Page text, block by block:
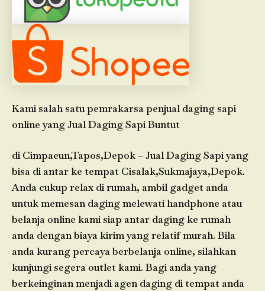
Kami salah satu pemrakarsa penjual daging sapi
online yang Jual Daging Sapi Buntut
di Cimpaeun,Tapos,Depok – Jual Daging Sapi yang
bisa di antar ke tempat Cisalak,Sukmajaya,Depok.
Anda cukup relax di rumah, ambil gadget anda
untuk memesan daging melewati handphone atau
belanja online kami siap antar daging ke rumah
anda dengan biaya kirim yang relatif murah. Bila
anda kurang percaya berbelanja online, silahkan
kunjungi segera outlet kami. Bagi anda yang
berkeinginan menjadi agen daging di tempat anda